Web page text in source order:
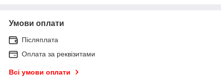
Умови оплати
Післяплата
Оплата за реквізитами
Всі умови оплати